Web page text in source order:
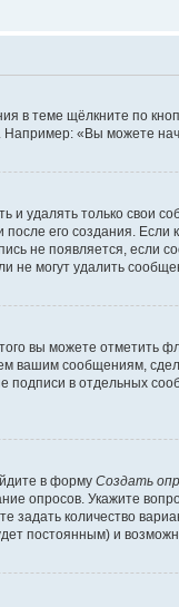
теме щёлкните по
«Вы можете
удалять только свои
его создания.
не появляется,
могут удалить
вы можете отметить
вашим сообщениям,
подписи в отдельных
в форму Создать
опросов. Укажите
количество
постоянным) и